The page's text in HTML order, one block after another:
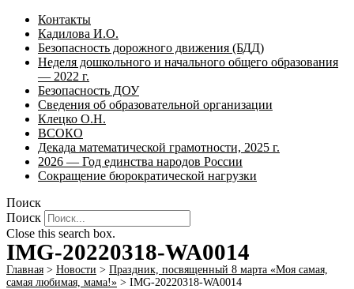
Контакты
Кадилова И.О.
Безопасность дорожного движения (БДД)
Неделя дошкольного и начального общего образования
— 2022 г.
Безопасность ДОУ
Сведения об образовательной организации
Клецко О.Н.
ВСОКО
Декада математической грамотности, 2025 г.
2026 — Год единства народов России
Сокращение бюрократической нагрузки
Поиск
Поиск
Close this search box.
IMG-20220318-WA0014
Главная > Новости > Праздник, посвященный 8 марта «Моя самая,
самая любимая, мама!» > IMG-20220318-WA0014